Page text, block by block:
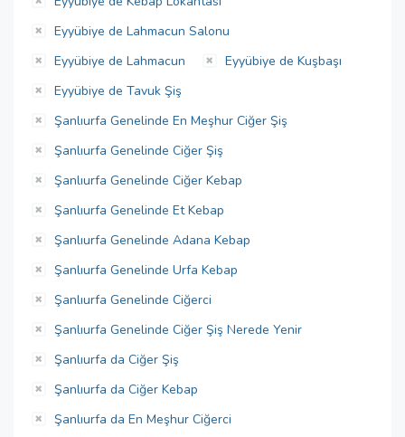
Eyyübiye de Lahmacun Salonu
Eyyübiye de Lahmacun
Eyyübiye de Kuşbaşı
Eyyübiye de Tavuk Şiş
Şanlıurfa Genelinde En Meşhur Ciğer Şiş
Şanlıurfa Genelinde Ciğer Şiş
Şanlıurfa Genelinde Ciğer Kebap
Şanlıurfa Genelinde Et Kebap
Şanlıurfa Genelinde Adana Kebap
Şanlıurfa Genelinde Urfa Kebap
Şanlıurfa Genelinde Ciğerci
Şanlıurfa Genelinde Ciğer Şiş Nerede Yenir
Şanlıurfa da Ciğer Şiş
Şanlıurfa da Ciğer Kebap
Şanlıurfa da En Meşhur Ciğerci